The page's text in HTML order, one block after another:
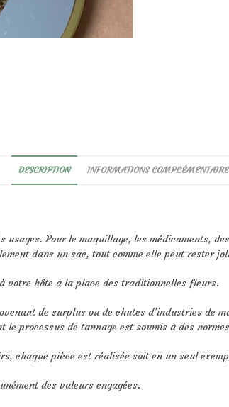
DESCRIPTION INFORMATIONS
Pour le maquillage, les médicaments,
dans un sac, tout comme elle peut rester
votre hôte à la place des traditionnelles fleurs.
de surplus ou de chutes d’industries de
processus de tannage est soumis à des
chaque pièce est réalisée soit en un seul
des valeurs engagées.